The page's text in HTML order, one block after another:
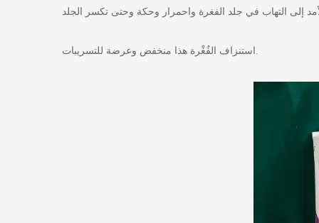
استنزاف الفُغْرة هذا منخفض وعرضة للتسريبات.